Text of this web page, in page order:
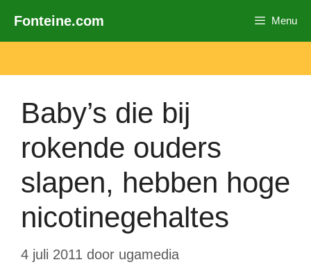
naar
inhoud
Fonteine.com Menu
Baby’s die bij
rokende ouders
slapen, hebben hoge
nicotinegehaltes
4 juli 2011 door ugamedia